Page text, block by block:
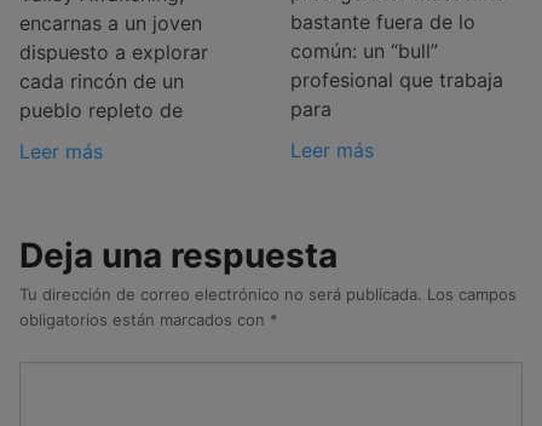
encarnas a un joven
dispuesto a explorar
cada rincón de un
pueblo repleto de
Leer más
bastante fuera de lo
común: un “bull”
profesional que trabaja
para
Leer más
Deja una respuesta
Tu dirección de correo electrónico no será publicada. Los campos
obligatorios están marcados con *